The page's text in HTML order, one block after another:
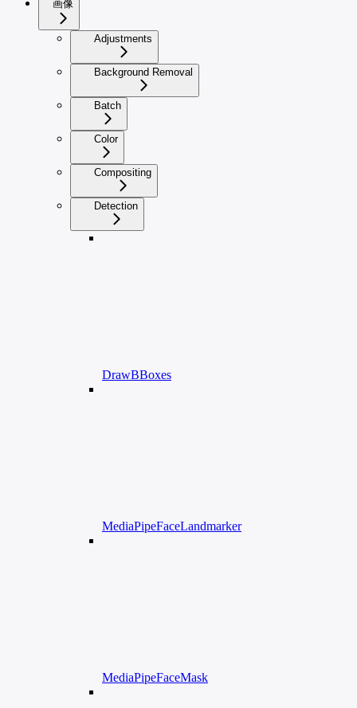
画像
Adjustments
Background Removal
Batch
Color
Compositing
Detection
DrawBBoxes
MediaPipeFaceLandmarker
MediaPipeFaceMask